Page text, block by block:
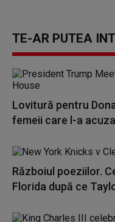
TE-AR PUTEA
Lovitură pentru
femeii care l-a
Războiul poeziilor.
Florida după ce